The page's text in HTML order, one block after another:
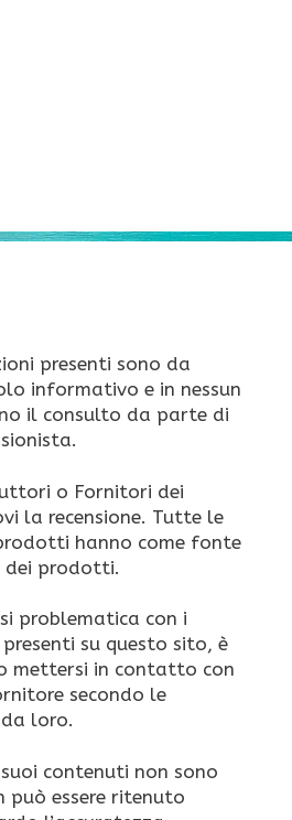
presenti sono da
informativo e in nessun
il consulto da parte di
o Fornitori dei
la recensione. Tutte le
hanno come fonte
dei prodotti.
problematica con i
su questo sito, è
mettersi in contatto con
secondo le
loro.
contenuti non sono
può essere ritenuto